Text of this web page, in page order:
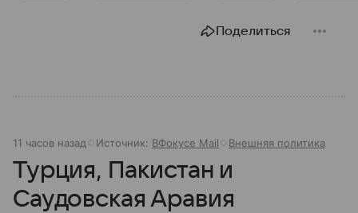
Поделиться
11 часов назад Источник: ВФокусе Mail Внешняя политика
Турция, Пакистан и
Саудовская Аравия